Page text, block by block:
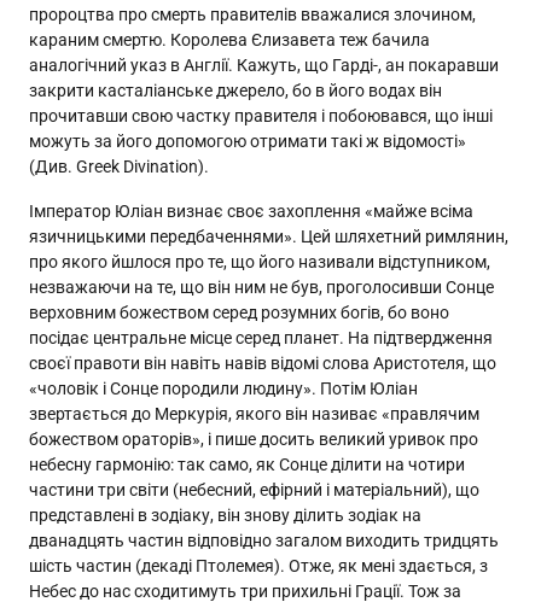
пророцтва про смерть правителів вважалися злочином,
караним смертю. Королева Єлизавета теж бачила
аналогічний указ в Англії. Кажуть, що Гарді-, ан покаравши
закрити касталіанське джерело, бо в його водах він
прочитавши свою частку правителя і побоювався, що інші
можуть за його допомогою отримати такі ж відомості»
(Див. Greek Divination).
Імператор Юліан визнає своє захоплення «майже всіма
язичницькими передбаченнями». Цей шляхетний римлянин,
про якого йшлося про те, що його називали відступником,
незважаючи на те, що він ним не був, проголосивши Сонце
верховним божеством серед розумних богів, бо воно
посідає центральне місце серед планет. На підтвердження
своєї правоти він навіть навів відомі слова Аристотеля, що
«чоловік і Сонце породили людину». Потім Юліан
звертається до Меркурія, якого він називає «правлячим
божеством ораторів», і пише досить великий уривок про
небесну гармонію: так само, як Сонце ділити на чотири
частини три світи (небесний, ефірний і матеріальний), що
представлені в зодіаку, він знову ділить зодіак на
дванадцять частин відповідно загалом виходить тридцять
шість частин (декаді Птолемея). Отже, як мені здається, з
Небес до нас сходитимуть три прихильні Грації. Тож за